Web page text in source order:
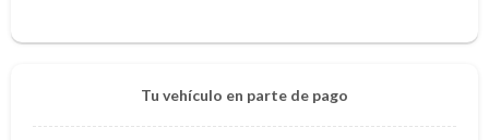
Tu vehículo en parte de pago